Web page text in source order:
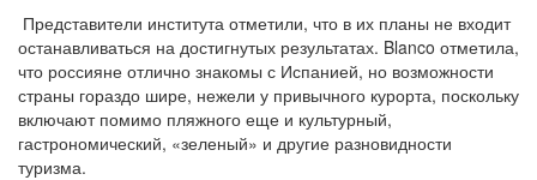
Представители института отметили, что в их планы не входит
останавливаться на достигнутых результатах. Blanco отметила,
что россияне отлично знакомы с Испанией, но возможности
страны гораздо шире, нежели у привычного курорта, поскольку
включают помимо пляжного еще и культурный,
гастрономический, «зеленый» и другие разновидности
туризма.